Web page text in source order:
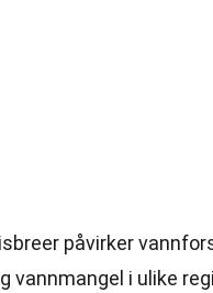
påvirker
vannmangel i ulike